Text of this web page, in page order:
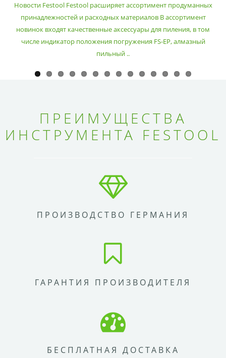
Новости Festool Festool расширяет ассортимент продуманных
принадлежностей и расходных материалов В ассортимент
новинок входят качественные аксессуары для пиления, в том
числе индикатор положения погружения FS-EP, алмазный
пильный ..
ПРЕИМУЩЕСТВА
ИНСТРУМЕНТА FESTOOL
ПРОИЗВОДСТВО ГЕРМАНИЯ
ГАРАНТИЯ ПРОИЗВОДИТЕЛЯ
БЕСПЛАТНАЯ ДОСТАВКА